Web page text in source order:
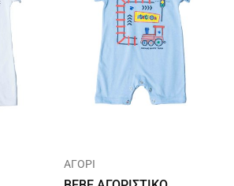
ΑΓΟΡΙ
μας, να αναλύσουμε τον
και για σκοπούς
επιλογές Προστασία